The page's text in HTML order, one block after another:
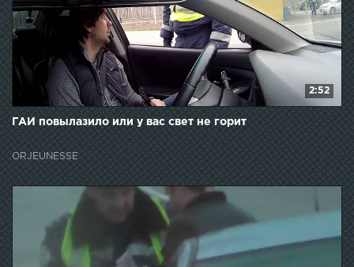
2:52
ГАИ повылазило или у вас свет не горит
ORJEUNESSE